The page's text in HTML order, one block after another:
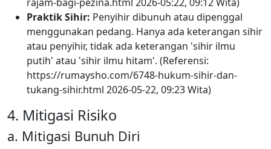
Praktik Sihir: Penyihir dibunuh atau dipenggal
menggunakan pedang. Hanya ada keterangan sihir
atau penyihir, tidak ada keterangan 'sihir ilmu
putih' atau 'sihir ilmu hitam'. (Referensi:
https://rumaysho.com/6748-hukum-sihir-dan-
tukang-sihir.html 2026-05-22, 09:23 Wita)
4. Mitigasi Risiko
a. Mitigasi Bunuh Diri